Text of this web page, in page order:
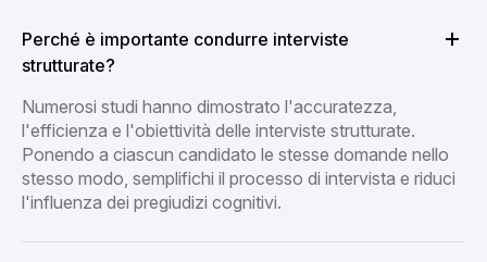
Perché è importante condurre interviste
strutturate?
Numerosi studi hanno dimostrato l'accuratezza,
l'efficienza e l'obiettività delle interviste strutturate.
Ponendo a ciascun candidato le stesse domande nello
stesso modo, semplifichi il processo di intervista e riduci
l'influenza dei pregiudizi cognitivi.